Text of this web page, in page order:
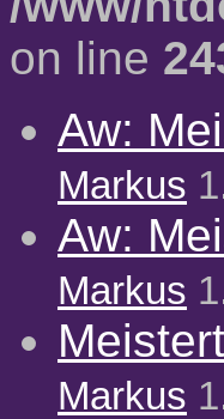
on line
Aw:
Markus
Aw:
Markus
Markus